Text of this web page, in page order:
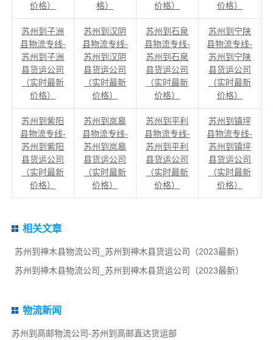
价格）
格）
价格）
价格）
苏州到子洲
县物流专线-
苏州到子洲
县货运公司
（实时最新
价格）
苏州到汉阴
县物流专线-
苏州到汉阴
县货运公司
（实时最新
价格）
苏州到石泉
县物流专线-
苏州到石泉
县货运公司
（实时最新
价格）
苏州到宁陕
县物流专线-
苏州到宁陕
县货运公司
（实时最新
价格）
苏州到紫阳
县物流专线-
苏州到紫阳
县货运公司
（实时最新
价格）
苏州到岚皋
县物流专线-
苏州到岚皋
县货运公司
（实时最新
价格）
苏州到平利
县物流专线-
苏州到平利
县货运公司
（实时最新
价格）
苏州到镇坪
县物流专线-
苏州到镇坪
县货运公司
（实时最新
价格）
相关文章
苏州到神木县物流公司_苏州到神木县货运公司（2023最新）
苏州到神木县物流公司_苏州到神木县货运公司（2023最新）
物流新闻
苏州到高邮物流公司-苏州到高邮直达货运部